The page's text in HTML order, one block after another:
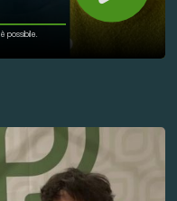
possibile.